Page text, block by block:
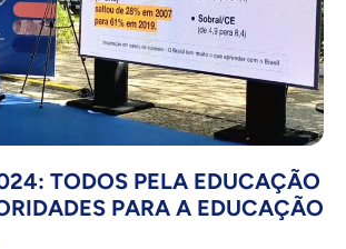
TODOS PELA EDUCAÇÃO
PARA A EDUCAÇÃO